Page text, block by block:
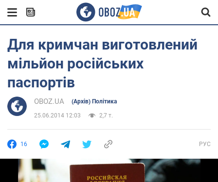
Для кримчан виготовлений
мільйон російських
паспортів
OBOZ.UA (Архів) Політика
25.06.2014 12:03 2,7 т.
16 РУС